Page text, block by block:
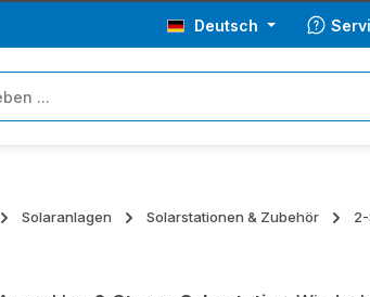
Deutsch
Solaranlagen Solarstationen & Zubehör